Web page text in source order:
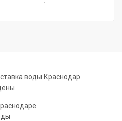
воды Краснодар